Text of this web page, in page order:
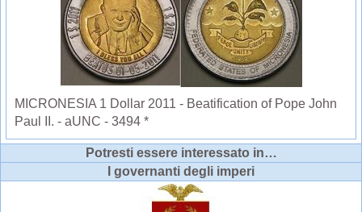
MICRONESIA 1 Dollar 2011 - Beatification of Pope John
Paul II. - aUNC - 3494 *
Potresti essere interessato in…
I governanti degli imperi